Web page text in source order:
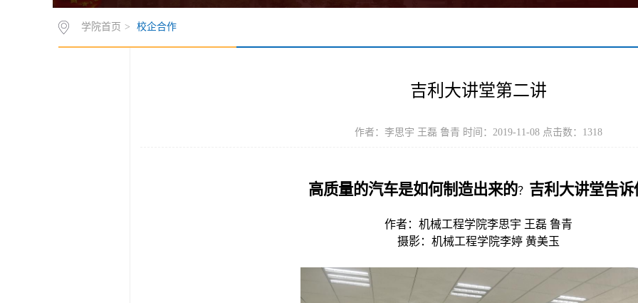
学院首页 > 校企合作
吉利大讲堂第二讲
作者：李思宇 王磊 鲁青 时间：2019-11-08 点击数： 1318
高质量的汽车是如何制造出来的？ 吉利大讲堂告诉
作者：机械工程学院李思宇 王磊 鲁青
摄影：机械工程学院李婷 黄美玉